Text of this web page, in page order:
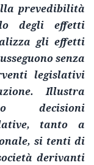
prevedibilità
degli effetti
gli effetti
senza
legislativi
Illustra
decisioni
tanto a
si tenti di
derivanti